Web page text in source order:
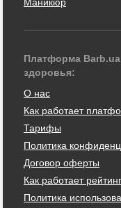
Платформа Barb.ua
здоровья:
О нас
Как работает
Тарифы
Политика
Договор оферты
Как работает рейтинг
Политика